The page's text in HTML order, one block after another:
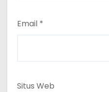
Email *
Situs Web